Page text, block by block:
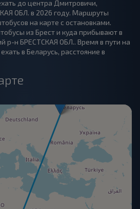
до центра Дмитровичи,
ОБЛ. в 2026 году. Маршруты
на карте с остановками.
из Брест и куда прибывают в
р-н БРЕСТСКАЯ ОБЛ.. Время в пути на
в Беларусь, расстояние в